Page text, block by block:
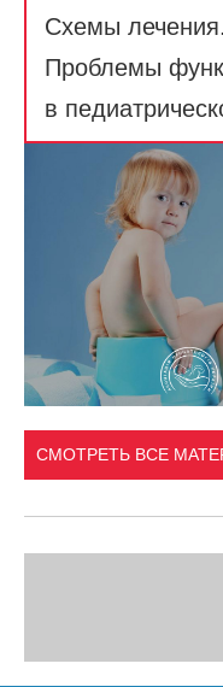
Схемы
Проблемы
в
СМОТРЕТЬ ВСЕ